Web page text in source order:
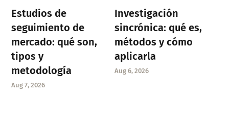
Estudios de
seguimiento de
mercado: qué son,
tipos y
metodología
Aug 7, 2026
Investigación
sincrónica: qué es,
métodos y cómo
aplicarla
Aug 6, 2026